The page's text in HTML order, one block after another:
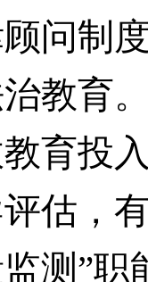
问制
教育
育投
估，
测”